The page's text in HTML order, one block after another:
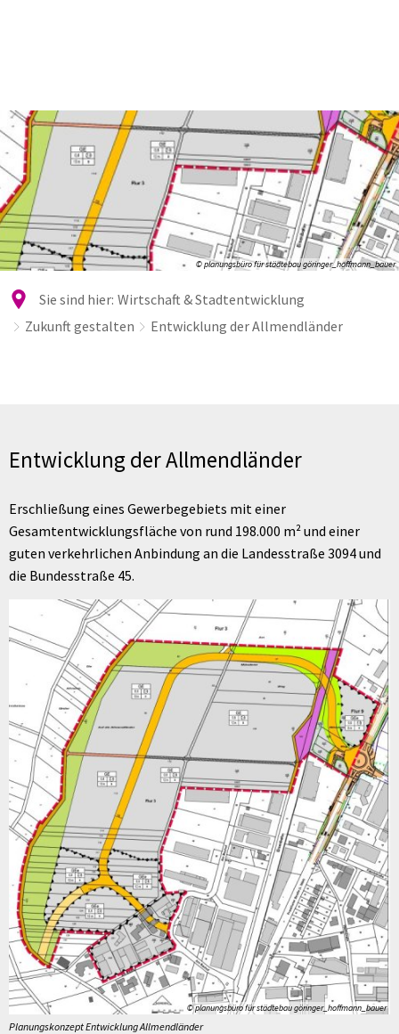
© planungsbüro für städtebau göringer_hoffmann_bauer
Sie sind hier: Wirtschaft & Stadtentwicklung
Zukunft gestalten
Entwicklung der Allmendländer
der
Allmendländer
Entwicklung der Allmendländer
Erschließung eines Gewerbegebiets mit einer
Gesamtentwicklungsfläche von rund 198.000 m² und einer
guten verkehrlichen Anbindung an die Landesstraße 3094 und
die Bundesstraße 45.
© planungsbüro für städtebau göringer_hoffmann_bauer
Planungskonzept Entwicklung Allmendländer